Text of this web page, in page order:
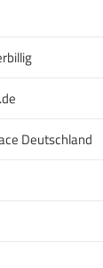
Deutschland